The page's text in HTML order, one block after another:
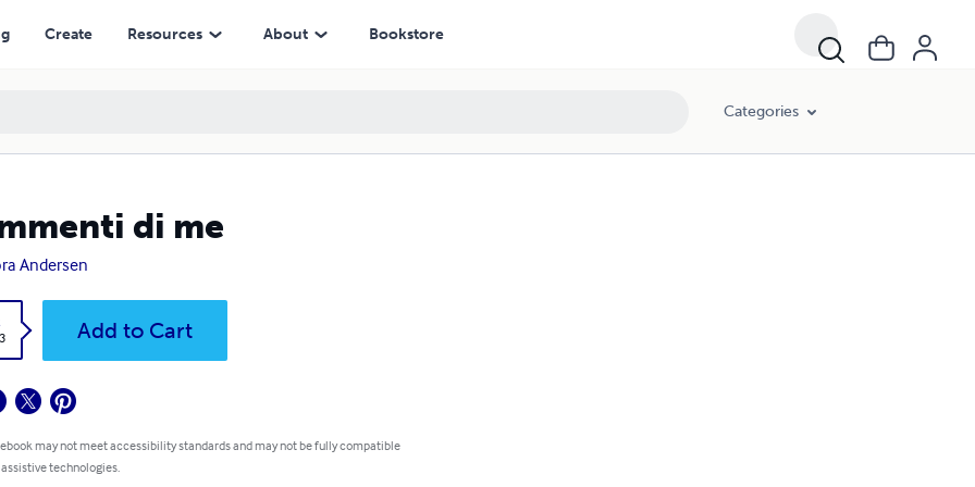
Create Resources About Bookstore
Categories
di me
Andersen
Add to Cart
may not meet accessibility standards and may not be fully compatible
technologies.